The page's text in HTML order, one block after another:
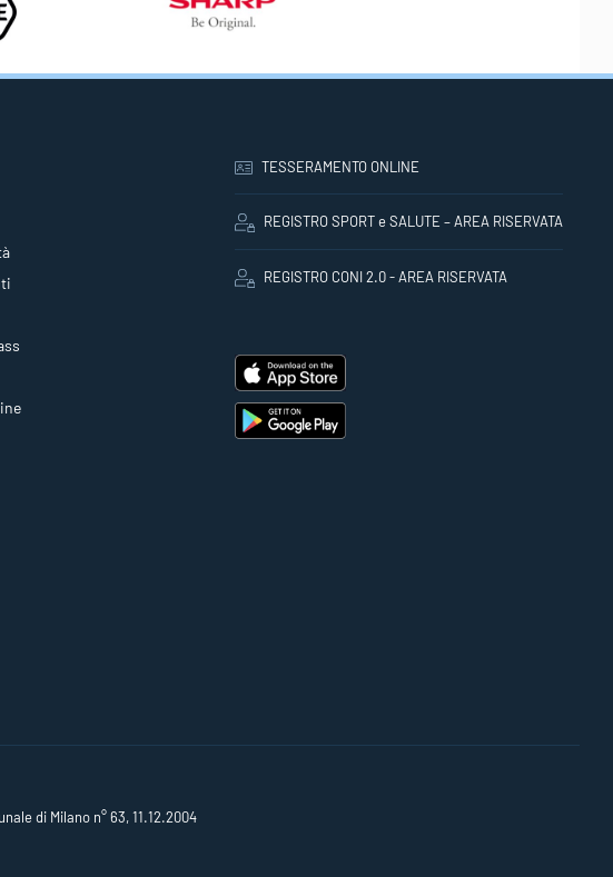
TESSERAMENTO ONLINE
REGISTRO SPORT e SALUTE – AREA RISERVATA
REGISTRO CONI 2.0 - AREA RISERVATA
di Milano n° 63, 11.12.2004